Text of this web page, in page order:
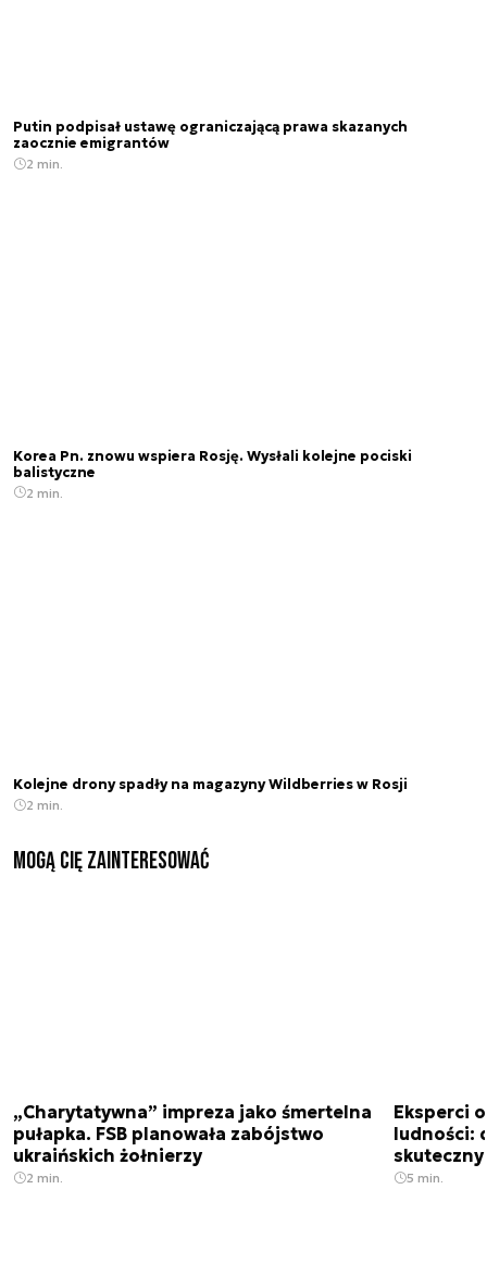
Putin podpisał ustawę ograniczającą prawa skazanych
zaocznie emigrantów
2 min.
Korea Pn. znowu wspiera Rosję. Wysłali kolejne pociski
balistyczne
2 min.
Kolejne drony spadły na magazyny Wildberries w Rosji
2 min.
Mogą Cię zainteresować
„Charytatywna” impreza jako śmertelna
pułapka. FSB planowała zabójstwo
ukraińskich żołnierzy
2 min.
Eksperci
ludności:
skuteczny
5 min.